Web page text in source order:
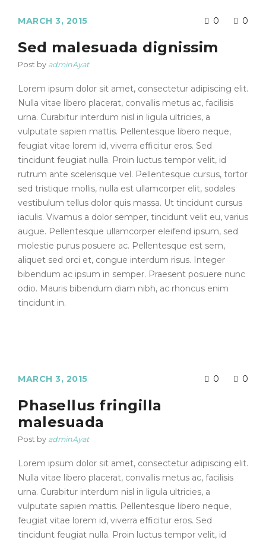
MARCH 3, 2015 0 0
Sed malesuada dignissim
Post by adminAyat
Lorem ipsum dolor sit amet, consectetur adipiscing elit.
Nulla vitae libero placerat, convallis metus ac, facilisis
urna. Curabitur interdum nisl in ligula ultricies, a
vulputate sapien mattis. Pellentesque libero neque,
feugiat vitae lorem id, viverra efficitur eros. Sed
tincidunt feugiat nulla. Proin luctus tempor velit, id
rutrum ante scelerisque vel. Pellentesque cursus, tortor
sed tristique mollis, nulla est ullamcorper elit, sodales
vestibulum tellus dolor quis massa. Ut tincidunt cursus
iaculis. Vivamus a dolor semper, tincidunt velit eu, varius
augue. Pellentesque ullamcorper eleifend ipsum, sed
molestie purus posuere ac. Pellentesque est sem,
aliquet sed orci et, congue interdum risus. Integer
bibendum ac ipsum in semper. Praesent posuere nunc
odio. Mauris bibendum diam nibh, ac rhoncus enim
tincidunt in.
MARCH 3, 2015 0 0
Phasellus fringilla
malesuada
Post by adminAyat
Lorem ipsum dolor sit amet, consectetur adipiscing elit.
Nulla vitae libero placerat, convallis metus ac, facilisis
urna. Curabitur interdum nisl in ligula ultricies, a
vulputate sapien mattis. Pellentesque libero neque,
feugiat vitae lorem id, viverra efficitur eros. Sed
tincidunt feugiat nulla. Proin luctus tempor velit, id